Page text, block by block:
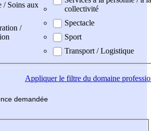
/ Soins aux
/
collectivité
Spectacle
Sport
Transport / Logistique
Appliquerle filtre du domaine
demandée